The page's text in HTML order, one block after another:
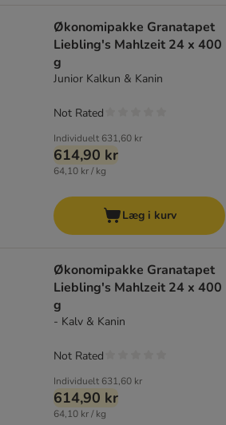
Økonomipakke Granatapet
Liebling's Mahlzeit 24 x 400
g
Junior Kalkun & Kanin
Individuelt 631,60 kr
614,90 kr
64,10 kr / kg
Not Rated
Læg i kurv
Økonomipakke Granatapet
Liebling's Mahlzeit 24 x 400
g
- Kalv & Kanin
Individuelt 631,60 kr
614,90 kr
64,10 kr / kg
Not Rated